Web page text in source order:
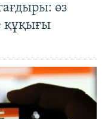
өз
құқығы